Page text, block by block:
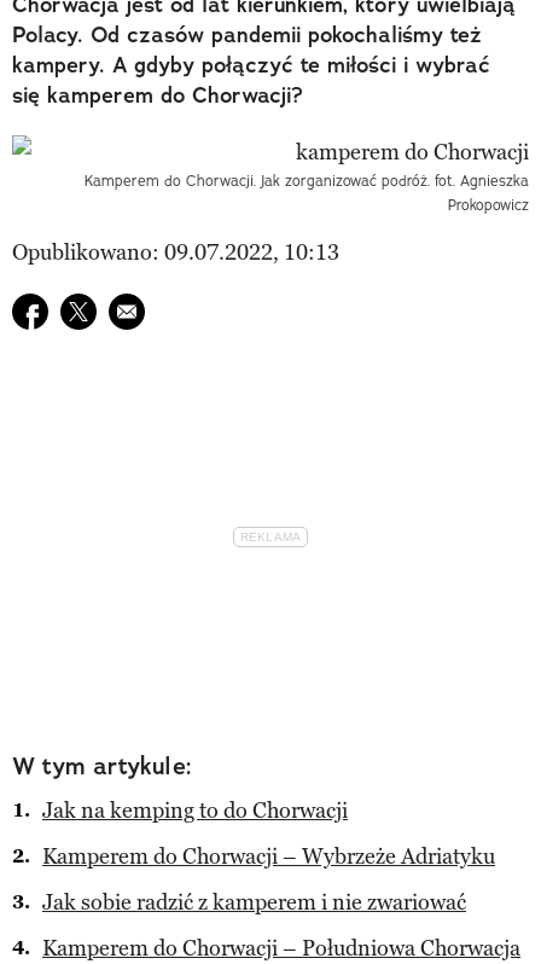
Polacy. Od czasów pandemii pokochaliśmy też
kampery. A gdyby połączyć te miłości i wybrać
się kamperem do Chorwacji?
Kamperem do Chorwacji. Jak zorganizować podróż. fot. Agnieszka
Prokopowicz
Opublikowano: 09.07.2022, 10:13
Udostępnij na facebook
Udostępnij na twitter
E-mail do przyjaciela
W tym artykule:
Jak na kemping to do Chorwacji
Kamperem do Chorwacji – Wybrzeże Adriatyku
Jak sobie radzić z kamperem i nie zwariować
Kamperem do Chorwacji – Południowa Chorwacja